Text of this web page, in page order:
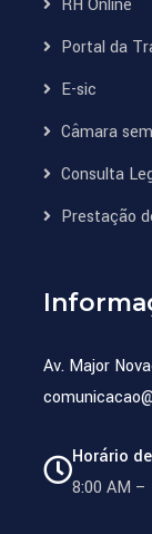
RH Online
Portal da
E-sic
Câmara
Consulta
Prestação
Av. Major
Horário
8:00 AM –